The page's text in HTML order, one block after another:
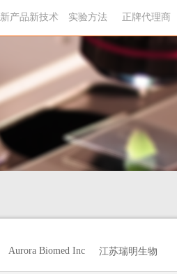
新产品新技术 实验方法 正牌代理商
Aurora Biomed Inc 江苏瑞明生物